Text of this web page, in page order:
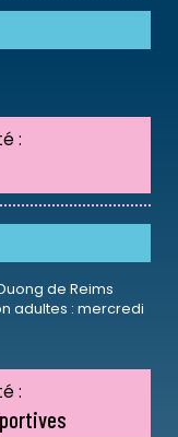
:
de Reims
adultes : mercredi
: